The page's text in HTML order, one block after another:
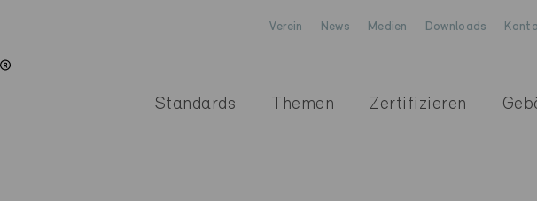
Verein News Medien Downloads
Standards Themen Zertifizieren